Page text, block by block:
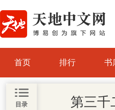
首页 排行 书
目录 第三千